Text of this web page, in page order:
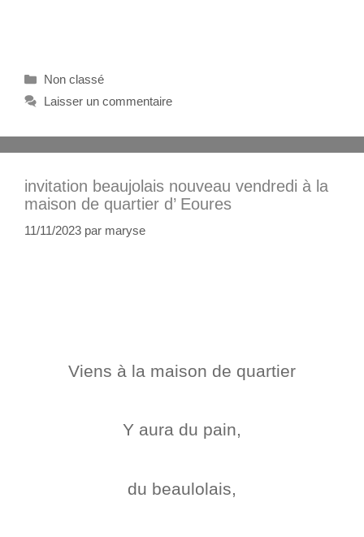
Non classé
Laisser un commentaire
invitation beaujolais nouveau vendredi à la
maison de quartier d’ Eoures
11/11/2023 par maryse
Viens à la maison de quartier
Y aura du pain,
du beaulolais,